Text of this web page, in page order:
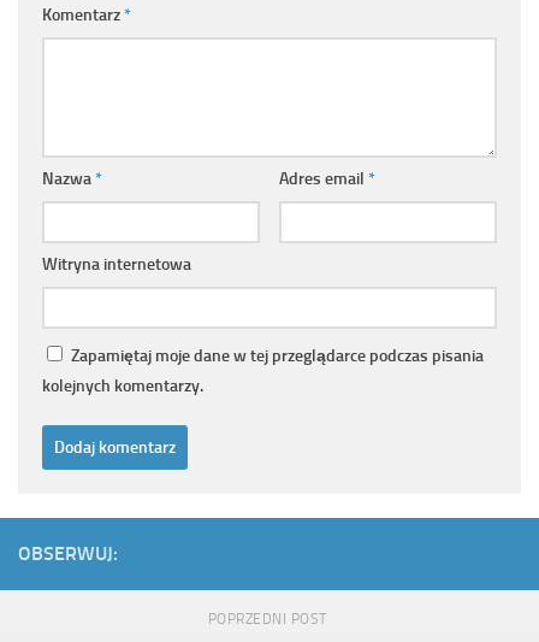
Komentarz*
Nazwa* Adres email *
Witryna internetowa
Zapamiętaj moje dane w tej przeglądarce podczas pisania
kolejnych komentarzy.
OBSERWUJ:
POPRZEDNI POST